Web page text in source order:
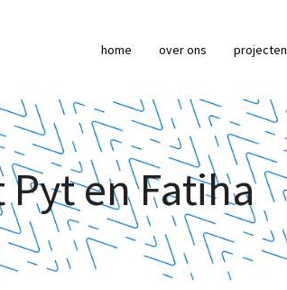
home over ons projecten
en Fatiha